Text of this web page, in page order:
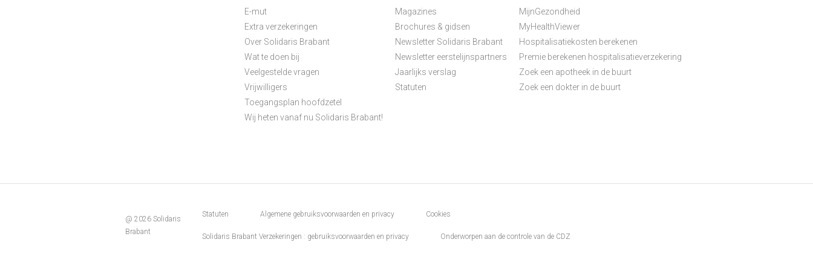
menu
E-mut
Extra verzekeringen
Over Solidaris Brabant
Wat te doen bij
Veelgestelde vragen
Vrijwilligers
Toegangsplan hoofdzetel
Wij heten vanaf nu Solidaris Brabant!
Magazines
Brochures & gidsen
Newsletter Solidaris Brabant
Newsletter eerstelijnspartners
Jaarlijks verslag
Statuten
MijnGezondheid
MyHealthViewer
Hospitalisatiekosten berekenen
Premie berekenen hospitalisatieverzekering
Zoek een apotheek in de buurt
Zoek een dokter in de buurt
@ 2026 Solidaris
Brabant
Disclaimer
Menu
Statuten Algemene gebruiksvoorwaarden en privacy Cookies
Solidaris Brabant Verzekeringen : gebruiksvoorwaarden en privacy Onderworpen aan de controle van de CDZ